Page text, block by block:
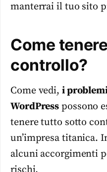
manterrai il tuo sito
Come
controllo?
Come vedi, i
WordPress possono
tenere tutto sotto
un’impresa titanica.
alcuni accorgimenti